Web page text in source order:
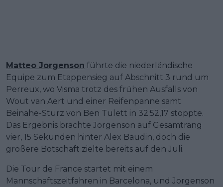
Matteo Jorgenson führte die niederländische
Equipe zum Etappensieg auf Abschnitt 3 rund um
Perreux, wo Visma trotz des frühen Ausfalls von
Wout van Aert und einer Reifenpanne samt
Beinahe-Sturz von Ben Tulett in 32:52,17 stoppte.
Das Ergebnis brachte Jorgenson auf Gesamtrang
vier, 15 Sekunden hinter Alex Baudin, doch die
größere Botschaft zielte bereits auf den Juli.
Die Tour de France startet mit einem
Mannschaftszeitfahren in Barcelona, und Jorgenson